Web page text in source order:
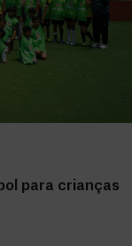
para crianças